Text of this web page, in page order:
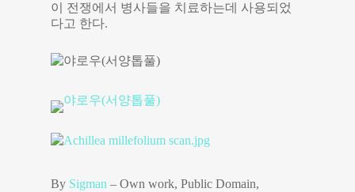
이 전쟁에서 병사들을 치료하는데 사용되었
다고 한다.
By Sigman –Own work, Public Domain,